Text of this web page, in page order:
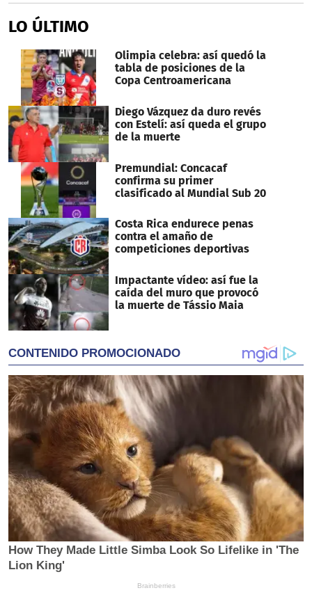
LO ÚLTIMO
Olimpia celebra: así quedó la
tabla de posiciones de la
Copa Centroamericana
Diego Vázquez da duro revés
con Estelí: así queda el grupo
de la muerte
Premundial: Concacaf
confirma su primer
clasificado al Mundial Sub 20
Costa Rica endurece penas
contra el amaño de
competiciones deportivas
Impactante vídeo: así fue la
caída del muro que provocó
la muerte de Tássio Maia